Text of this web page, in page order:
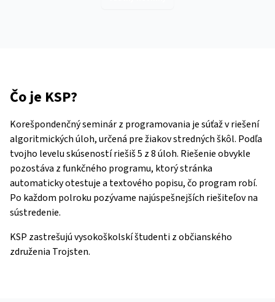
Čo je KSP?
Korešpondenčný seminár z programovania je súťaž v riešení
algoritmických úloh, určená pre žiakov stredných škôl. Podľa
tvojho levelu skúseností riešiš 5 z 8 úloh. Riešenie obvykle
pozostáva z funkčného programu, ktorý stránka
automaticky otestuje a textového popisu, čo program robí.
Po každom polroku pozývame najúspešnejších riešiteľov na
sústredenie.
KSP zastrešujú vysokoškolskí študenti z občianského
združenia Trojsten.